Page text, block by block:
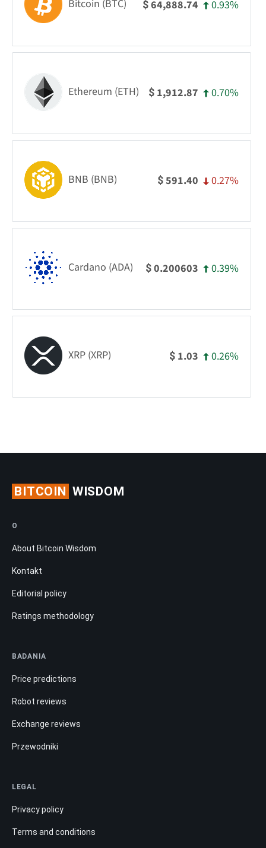
Bitcoin (BTC) $64,888.74 0.93%
Ethereum (ETH) $ 1,912.87 0.70%
BNB (BNB) $591.40 0.27%
Cardano (ADA) $0.200603 0.39%
XRP (XRP) $ 1.03 0.26%
BITCOIN WISDOM
O
About Bitcoin Wisdom
Kontakt
Editorial policy
Ratings methodology
BADANIA
Price predictions
Robot reviews
Exchange reviews
Przewodniki
LEGAL
Privacy policy
Terms and conditions